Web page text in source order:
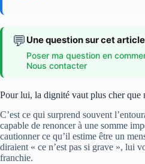
💬 Une question sur cet
Poser ma question en
Nous contacter
Pour lui, la dignité vaut plus cher que
C’est ce qui surprend souvent
capable de renoncer à une somme
cautionner ce qu’il estime être un
diraient « ce n’est pas si grave », lui
franchie.